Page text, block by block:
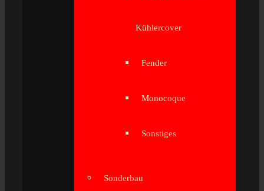
Kühlercover
Fender
Monocoque
Sonstiges
Sonderbau